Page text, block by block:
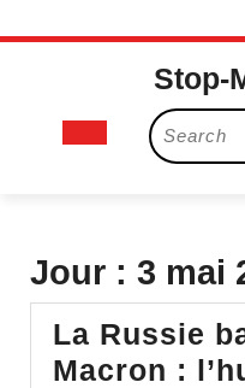
Skip
Stop-
Open
Search
for:
Jour : 3 mai
La Russie
Macron :